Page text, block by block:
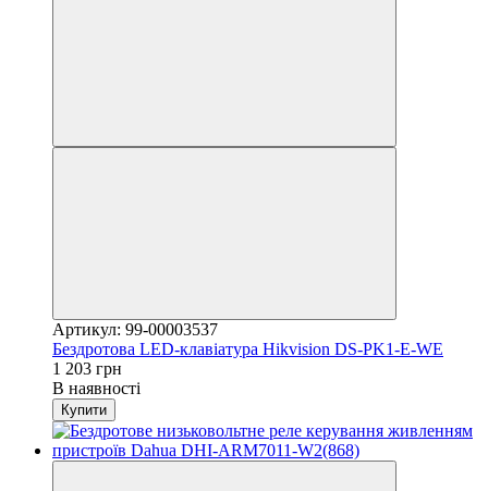
Артикул: 99-00003537
Бездротова LED-клавіатура Hikvision DS-PK1-E-WE
1 203 грн
В наявності
Купити